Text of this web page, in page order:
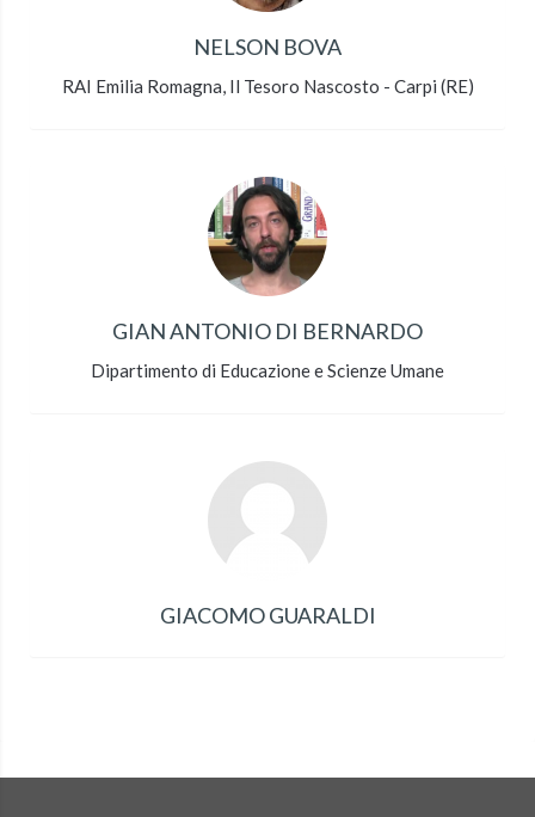
NELSON BOVA
RAI Emilia Romagna, Il Tesoro Nascosto - Carpi (RE)
GIAN ANTONIO DI BERNARDO
Dipartimento di Educazione e Scienze Umane
GIACOMO GUARALDI